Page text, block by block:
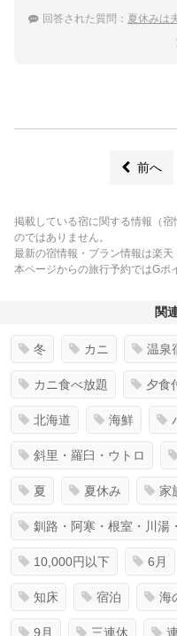
回答された質問： 夏休みは夫婦で
前へ
掲載している宿に関する情報（
のではありません。
最新の宿情報・プラン情報は楽天
本ページからの旅行予約ではGポ
関
冬 カニ 温泉
カニ食べ放題 夕食
北海道 海鮮
斜里・羅臼・ウトロ
夏 夏休み 家
釧路・阿寒・根室・川湯
10,000円以下 6月
知床 宿泊 海
9月 三連休